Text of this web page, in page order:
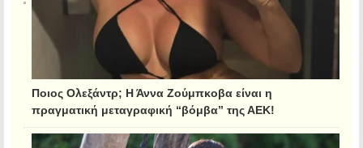
Ποιος Ολεξάντρ; Η Άννα Ζούμπκοβα είναι η
πραγματική μεταγραφική “βόμβα” της ΑΕΚ!